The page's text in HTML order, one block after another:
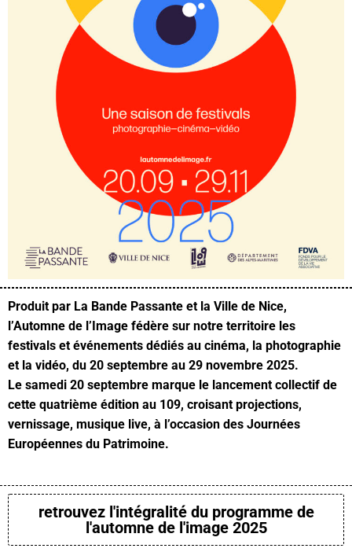
Produit par La Bande Passante et la Ville de Nice,
l’Automne de l’Image fédère sur notre territoire les
festivals et événements dédiés au cinéma, la photographie
et la vidéo, du 20 septembre au 29 novembre 2025.
Le samedi 20 septembre marque le lancement collectif de
cette quatrième édition au 109, croisant projections,
vernissage, musique live, à l’occasion des Journées
Européennes du Patrimoine.
retrouvez l'intégralité du programme de
l'automne de l'image 2025